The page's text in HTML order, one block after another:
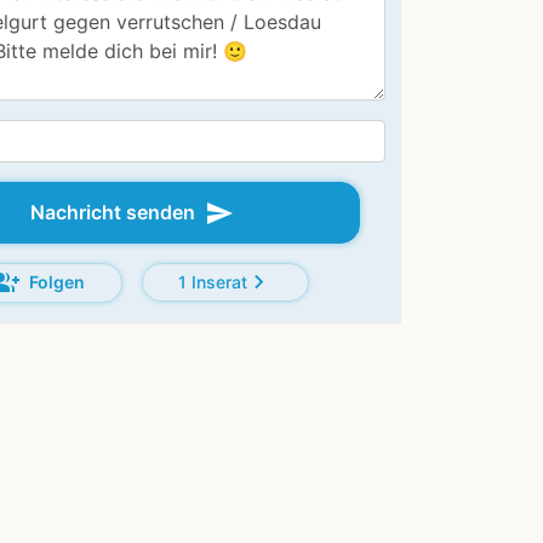
Nachricht senden send
Folgen 1 Inseratchevron_right